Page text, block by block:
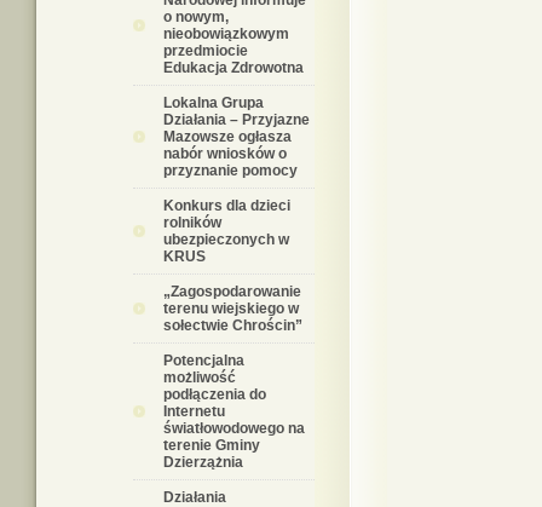
o nowym,
nieobowiązkowym
przedmiocie
Edukacja Zdrowotna
Lokalna Grupa
Działania – Przyjazne
Mazowsze ogłasza
nabór wniosków o
przyznanie pomocy
Konkurs dla dzieci
rolników
ubezpieczonych w
KRUS
„Zagospodarowanie
terenu wiejskiego w
sołectwie Chrościn”
Potencjalna
możliwość
podłączenia do
Internetu
światłowodowego na
terenie Gminy
Dzierzążnia
Działania